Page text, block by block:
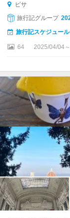
バ
ッ
サ
ー
ル
ラ
ッ
パ
バ
ー
リ
パ
エ
ス
ト
ピサ
旅行記グループ
旅行記スケジュール
64 2025/04/04～